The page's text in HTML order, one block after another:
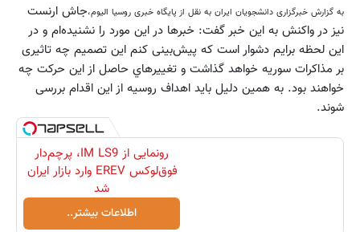
به گزارش خبرگزاری دانشجویان ایران به نقل از پایگاه خبری روسیا الیوم،جاش ارنست
نیز در واکنش به این خبر گفت: خبرها در این مورد را نشنیده‌ام و در
این لحظه برایم دشوار است که پیش‌بینی کنم این تصمیم چه تاثیری
بر مذاکرات سوریه خواهد گذاشت و تغییرهاي حاصل از این حرکت چه
خواهند بود. به همین دلیل باید اهداف روسیه از این اقدام بررسی
شوند.
رونمایی از IM LS9، پرچم‌دار
فوق‌لوکس EREV وارد بازار ایران
شد
اطلاعات بیشتر..